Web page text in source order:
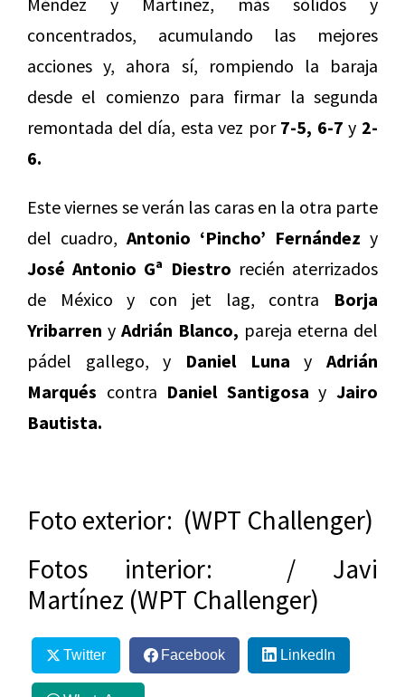
concentrados, acumulando las mejores
acciones y, ahora sí, rompiendo la baraja
desde el comienzo para firmar la segunda
remontada del día, esta vez por 7-5, 6-7 y 2-
6.
Este viernes se verán las caras en la otra parte
del cuadro, Antonio ‘Pincho’ Fernández y
José Antonio Gª Diestro recién aterrizados
de México y con jet lag, contra Borja
Yribarren y Adrián Blanco, pareja eterna del
pádel gallego, y Daniel Luna yAdrián
Marqués contra Daniel Santigosa yJairo
Bautista.
Foto exterior: (WPT Challenger)
Fotos interior: / Javi
Martínez (WPT Challenger)
Twitter Facebook LinkedIn